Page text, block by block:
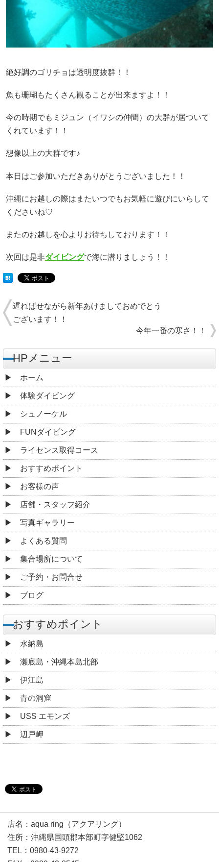
絶好調のゴリチョは透明度抜群！！
魚も珊瑚もたくさん観ることが出来ますよ！！
今の時期でもミジュン（イワシの仲間）の大群が居ついて
くれています！！
想像以上の大群です♪
本日はご参加いただきありがとうございました！！
沖縄にお越しの際はまたいつでもお気軽に遊びにいらして
くださいね♡
またのお越しを心よりお待ちしております！！
次回は是非ダイビングで海に潜りましょう！！
遅ればせながら新年あけましておめでとう
ございます！！
今年一番の寒さ！！
HPメニュー
ホーム
体験ダイビング
シュノーケル
FUNダイビング
ライセンス取得コース
おすすめポイント
お客様の声
店舗・スタッフ紹介
写真ギャラリー
よくある質問
集合場所について
ご予約・お問合せ
ブログ
おすすめポイント
水納島
瀬底島・沖縄本島北部
伊江島
青の洞窟
USS エモンズ
辺戸岬
店名：aqua ring（アクアリング）
住所：沖縄県国頭郡本部町字健堅1062
TEL：0980-43-9272